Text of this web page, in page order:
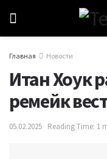
Главная Новости
Итан Хоук
ремейк
05.02.2025 Reading Time: 1